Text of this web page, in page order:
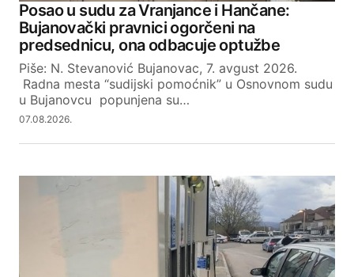
Posao u sudu za Vranjance i Hančane:
Bujanovački pravnici ogorčeni na
predsednicu, ona odbacuje optužbe
Piše: N. Stevanović Bujanovac, 7. avgust 2026.
Radna mesta “sudijski pomoćnik” u Osnovnom sudu
u Bujanovcu popunjena su…
07.08.2026.